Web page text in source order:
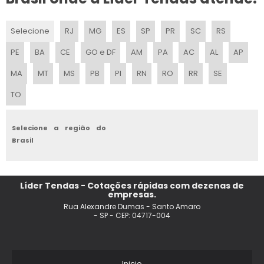
ALUGUEL DE ESTRUTURA PARA EVENTOS
PRODUCAO DE EVENTOS CORPORATIVOS
ALUGUEL DE PALCO PARA CASAMENTO
ALUGUEL DE MESA PARA PICNIC
ESTRUTURA METALICA PARA FESTA
LOCACAO DE PALCO
Selecione RJ MG ES SP PR SC
RS
PE
BA CE GO e DF AM PA AC AL
AP
MA
MT MS PB PI RN RO RR
SE
TO
Selecione a região do
Brasil
Líder Tendas - Cotações rápidas com dezenas de
empresas.
Rua Alexandre Dumas - Santo Amaro
- SP - CEP: 04717-004